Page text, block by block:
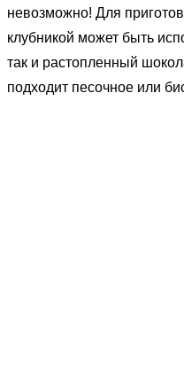
невозможно! Для
клубникой может быть
так и растопленный
подходит песочное или